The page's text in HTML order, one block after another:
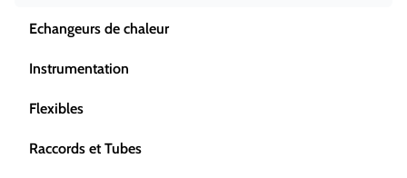
Echangeurs de chaleur
Instrumentation
Flexibles
Raccords et Tubes